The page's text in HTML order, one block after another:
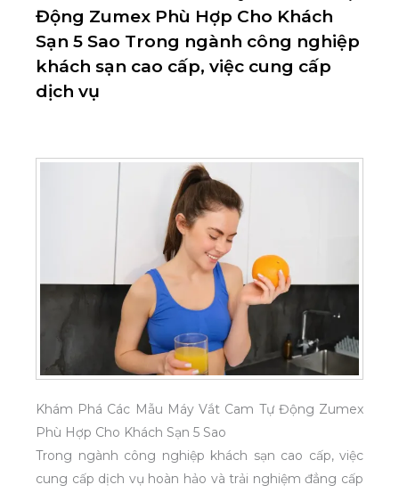
Động Zumex Phù Hợp Cho Khách
Sạn 5 Sao Trong ngành công nghiệp
khách sạn cao cấp, việc cung cấp
dịch vụ
Khám Phá Các Mẫu Máy Vắt Cam Tự Động Zumex
Phù Hợp Cho Khách Sạn 5 Sao
Trong ngành công nghiệp khách sạn cao cấp, việc
cung cấp dịch vụ hoàn hảo và trải nghiệm đẳng cấp